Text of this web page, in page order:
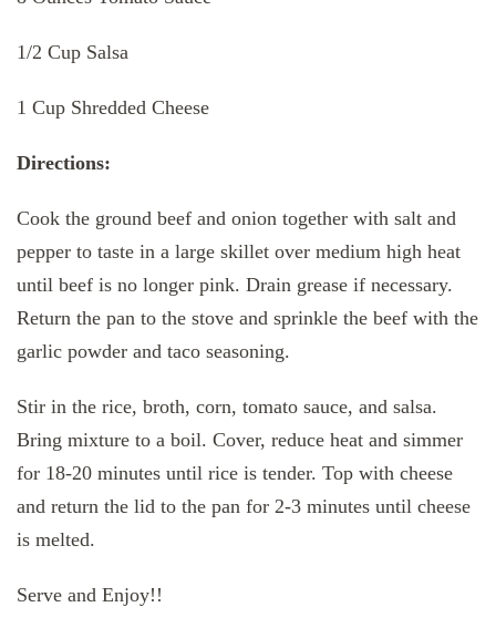
1/2 Cup Salsa
1 Cup Shredded Cheese
Directions:
Cook the ground beef and onion together with salt and
pepper to taste in a large skillet over medium high heat
until beef is no longer pink. Drain grease if necessary.
Return the pan to the stove and sprinkle the beef with the
garlic powder and taco seasoning.
Stir in the rice, broth, corn, tomato sauce, and salsa.
Bring mixture to a boil. Cover, reduce heat and simmer
for 18-20 minutes until rice is tender. Top with cheese
and return the lid to the pan for 2-3 minutes until cheese
is melted.
Serve and Enjoy!!